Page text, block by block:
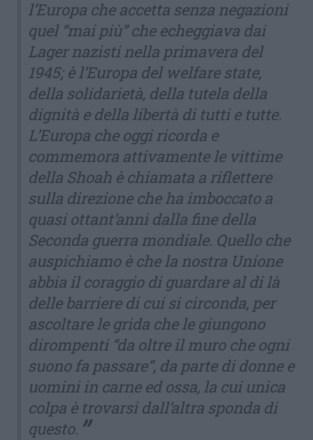
l’Europa che accetta senza negazioni
quel “mai più” che echeggiava dai
Lager nazisti nella primavera del
1945; è l’Europa del welfare state,
della solidarietà, della tutela della
dignità e della libertà di tutti e tutte.
L’Europa che oggi ricorda e
commemora attivamente le vittime
della Shoah è chiamata a riflettere
sulla direzione che ha imboccato a
quasi ottant’anni dalla fine della
Seconda guerra mondiale. Quello che
auspichiamo è che la nostra Unione
abbia il coraggio di guardare al di là
delle barriere di cui si circonda, per
ascoltare le grida che le giungono
dirompenti “da oltre il muro che ogni
suono fa passare”, da parte di donne e
uomini in carne ed ossa, la cui unica
colpa è trovarsi dall’altra sponda di
questo.